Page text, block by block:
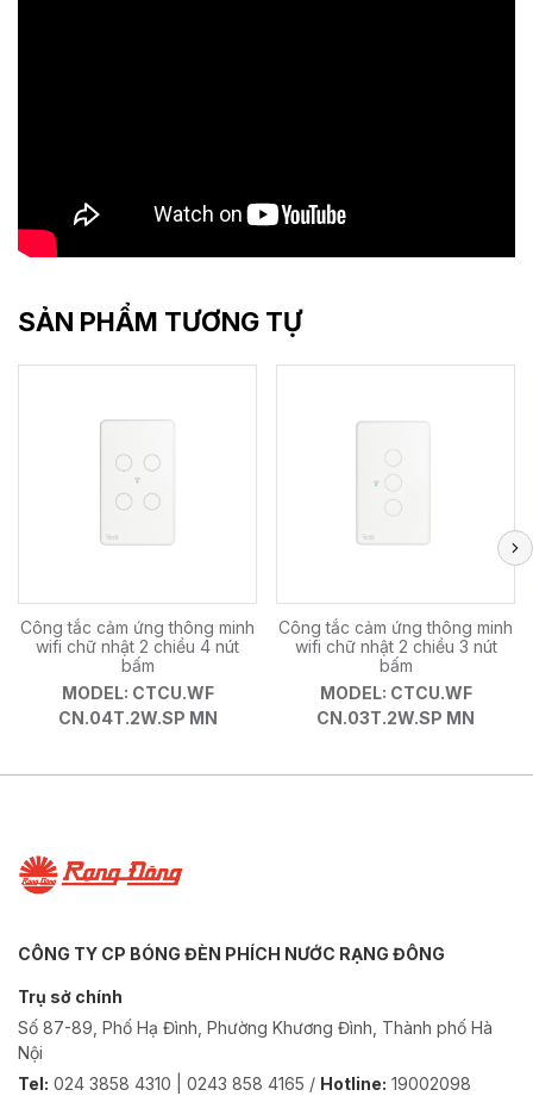
SẢN PHẨM TƯƠNG TỰ
Công tắc cảm ứng thông minh
wifi chữ nhật 2 chiều 4 nút
bấm
MODEL: CTCU.WF
CN.04T.2W.SP MN
Công tắc cảm ứng thông minh
wifi chữ nhật 2 chiều 3 nút
bấm
MODEL: CTCU.WF
CN.03T.2W.SP MN
CÔNG TY CP BÓNG ĐÈN PHÍCH NƯỚC RẠNG ĐÔNG
Trụ sở chính
Số 87-89, Phố Hạ Đình, Phường Khương Đình, Thành phố Hà
Nội
Tel: 024 3858 4310 | 0243 858 4165 / Hotline: 19002098